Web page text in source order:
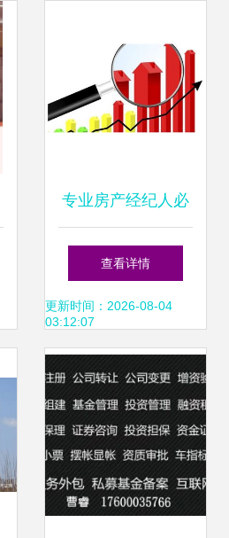
专业房产经纪人必
备的核心能力与职
业素养
查看详情
更新时间：2026-08-04
03:12:07